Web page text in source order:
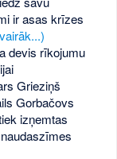
ir asas krīzes
devis rīkojumu
Grieziņš
Gorbačovs
izņemtas